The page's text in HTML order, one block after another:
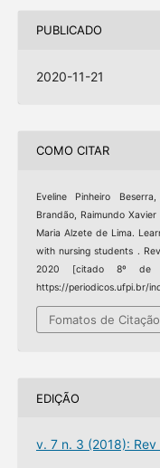
PUBLICADO
2020-11-21
COMO CITAR
Eveline Pinheiro
Brandão, Raimundo
Maria Alzete de Lima.
with nursing students .
2020 [citado 8º de
https://periodicos.ufpi.br/
Fomatos de Citação
EDIÇÃO
v. 7 n. 3 (2018): Rev